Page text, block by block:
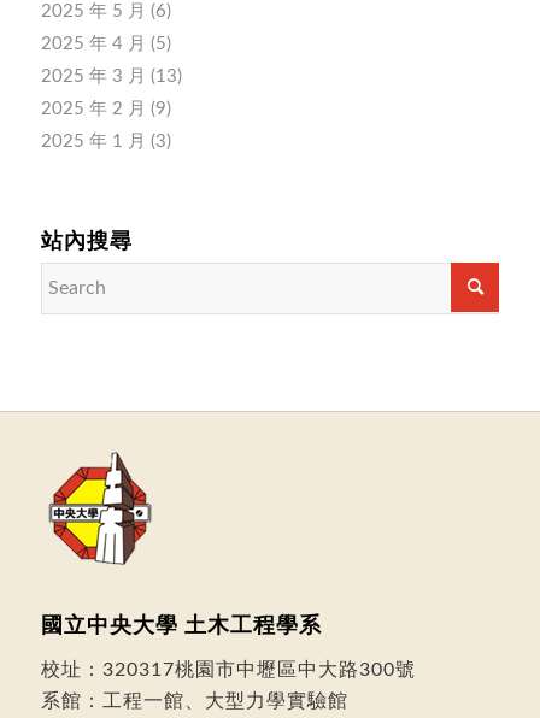
2025 年 5 月 (6)
2025 年 4 月 (5)
2025 年 3 月 (13)
2025 年 2 月 (9)
2025 年 1 月 (3)
站內搜尋
國立中央大學 土木工程學系
校址： 320317桃園市中壢區中大路300號
系館：工程一館、大型力學實驗館